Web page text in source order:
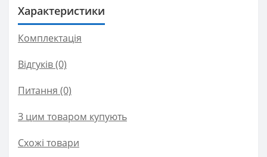
Характеристики
Комплектація
Відгуків (0)
Питання (0)
З цим товаром купують
Схожі товари